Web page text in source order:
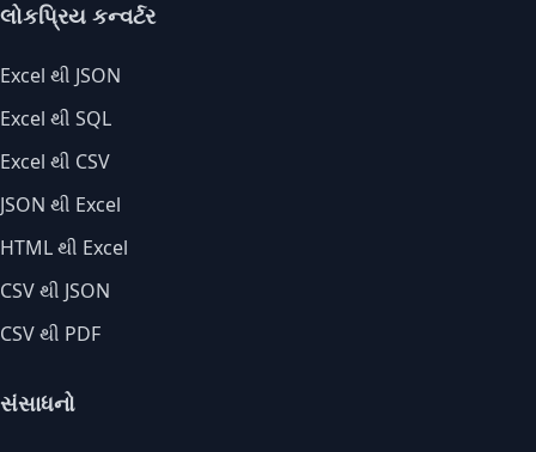
લોકપ્રિય કન્વર્ટર
Excel થી JSON
Excel થી SQL
Excel થી CSV
JSON થી Excel
HTML થી Excel
CSV થી JSON
CSV થી PDF
સંસાધનો